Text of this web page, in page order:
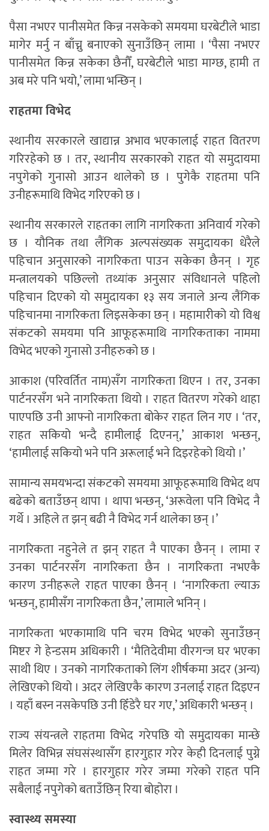
पैसा नभएर पानीसमेत किन्न नसकेको समयमा घरबेटीले भाडा
मागेर मर्नु न बाँच्नु बनाएको सुनाउँछिन् लामा । ‘पैसा नभएर
पानीसमेत किन्न सकेका छैनौँ, घरबेटीले भाडा माग्छ, हामी त
अब मरे पनि भयो,’ लामा भन्छिन् ।
राहतमा विभेद
स्थानीय सरकारले खाद्यान्न अभाव भएकालाई राहत वितरण
गरिरहेको छ । तर, स्थानीय सरकारको राहत यो समुदायमा
नपुगेको गुनासो आउन थालेको छ । पुगेकै राहतमा पनि
उनीहरूमाथि विभेद गरिएको छ ।
स्थानीय सरकारले राहतका लागि नागरिकता अनिवार्य गरेको
छ । यौनिक तथा लैंगिक अल्पसंख्यक समुदायका धेरैले
पहिचान अनुसारको नागरिकता पाउन सकेका छैनन् । गृह
मन्त्रालयको पछिल्लो तथ्यांक अनुसार संविधानले पहिलो
पहिचान दिएको यो समुदायका १३ सय जनाले अन्य लैंगिक
पहिचानमा नागरिकता लिइसकेका छन् । महामारीको यो विश्व
संकटको समयमा पनि आफूहरूमाथि नागरिकताका नाममा
विभेद भएको गुनासो उनीहरुको छ ।
आकाश (परिवर्तित नाम)सँग नागरिकता थिएन । तर, उनका
पार्टनरसँग भने नागरिकता थियो । राहत वितरण गरेको थाहा
पाएपछि उनी आफ्नो नागरिकता बोकेर राहत लिन गए । ‘तर,
राहत सकियो भन्दै हामीलाई दिएनन्,’ आकाश भन्छन्,
‘हामीलाई सकियो भने पनि अरूलाई भने दिइरहेको थियो ।’
सामान्य समयभन्दा संकटको समयमा आफूहरूमाथि विभेद थप
बढेको बताउँछन् थापा । थापा भन्छन्, ‘अरूवेला पनि विभेद नै
गर्थे । अहिले त झन् बढी नै विभेद गर्न थालेका छन् ।’
नागरिकता नहुनेले त झन् राहत नै पाएका छैनन् । लामा र
उनका पार्टनरसँग नागरिकता छैन । नागरिकता नभएकै
कारण उनीहरूले राहत पाएका छैनन् । ‘नागरिकता ल्याऊ
भन्छन्, हामीसँग नागरिकता छैन,’ लामाले भनिन् ।
नागरिकता भएकामाथि पनि चरम विभेद भएको सुनाउँछन्
मिष्टर गे हेन्डसम अधिकारी । ‘मैतिदेवीमा वीरगन्ज घर भएका
साथी थिए । उनको नागरिकताको लिंग शीर्षकमा अदर (अन्य)
लेखिएको थियो । अदर लेखिएकै कारण उनलाई राहत दिइएन
। यहाँ बस्न नसकेपछि उनी हिँडेरै घर गए,’ अधिकारी भन्छन् ।
राज्य संयन्त्रले राहतमा विभेद गरेपछि यो समुदायका मान्छे
मिलेर विभिन्न संघसंस्थासँग हारगुहार गरेर केही दिनलाई पुग्ने
राहत जम्मा गरे । हारगुहार गरेर जम्मा गरेको राहत पनि
सबैलाई नपुगेको बताउँछिन् रिया बोहोरा ।
स्वास्थ्य समस्या